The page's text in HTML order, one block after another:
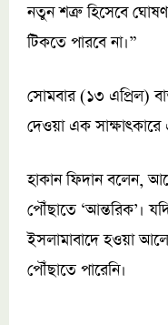
নতুন শত্রু হিসেবে
টিকতে পারবে না।”
সোমবার (১৩ এপ্রিল)
দেওয়া এক সাক্ষাৎকারে
হাকান ফিদান বলেন,
পৌঁছাতে ‘আন্তরিক’।
ইসলামাবাদে হওয়া
পৌঁছাতে পারেনি।